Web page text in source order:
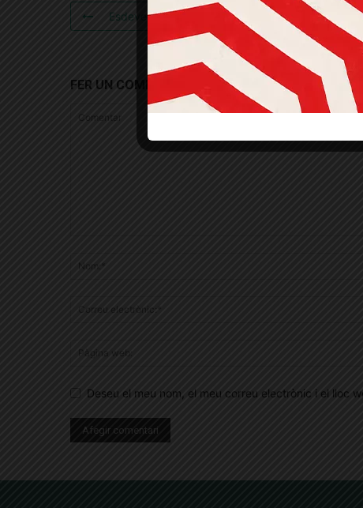
Esdeveniment Anterior
FER UN COMENTARI
Deseu el meu nom, el meu correu electrònic i el lloc